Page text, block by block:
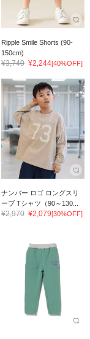
Ripple Smile Shorts (90-
150cm)
¥3,740 ¥2,244[40%OFF]
ナンバー ロゴ ロングスリ
ーブ Tシャツ（90～130...
¥2,970 ¥2,079[30%OFF]